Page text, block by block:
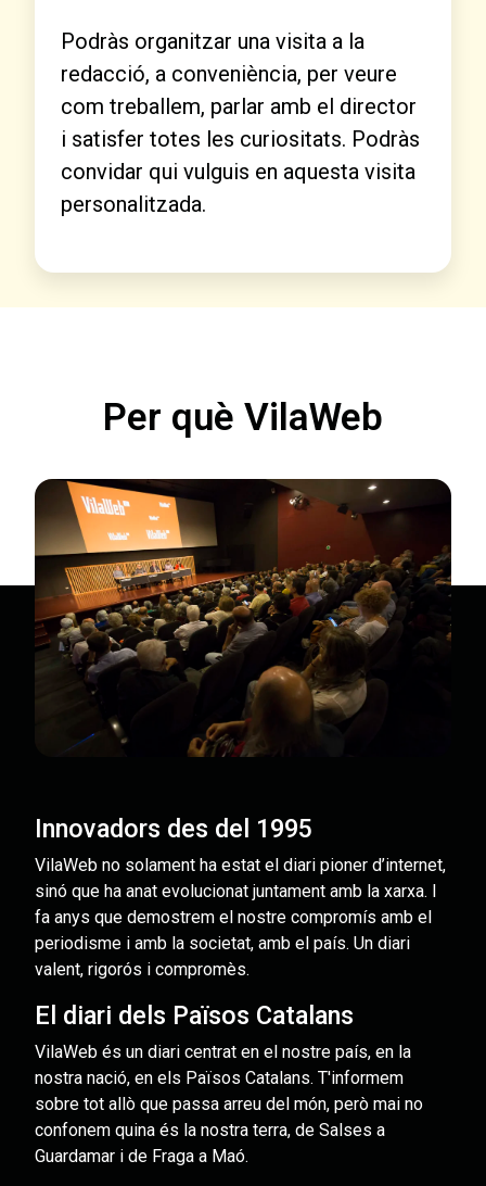
Podràs organitzar una visita a la
redacció, a conveniència, per veure
com treballem, parlar amb el director
i satisfer totes les curiositats. Podràs
convidar qui vulguis en aquesta visita
personalitzada.
Per què VilaWeb
Innovadors des del 1995
VilaWeb no solament ha estat el diari pioner d’internet,
sinó que ha anat evolucionat juntament amb la xarxa. I
fa anys que demostrem el nostre compromís amb el
periodisme i amb la societat, amb el país. Un diari
valent, rigorós i compromès.
El diari dels Països Catalans
VilaWeb és un diari centrat en el nostre país, en la
nostra nació, en els Països Catalans. T'informem
sobre tot allò que passa arreu del món, però mai no
confonem quina és la nostra terra, de Salses a
Guardamar i de Fraga a Maó.